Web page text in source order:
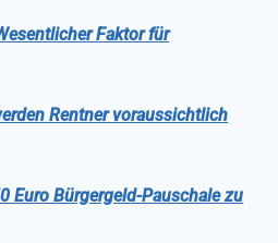
Faktor für
Rentner voraussichtlich
Euro Bürgergeld-Pauschale zu